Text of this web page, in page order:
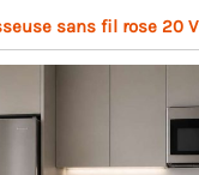
sans fil rose 20 V